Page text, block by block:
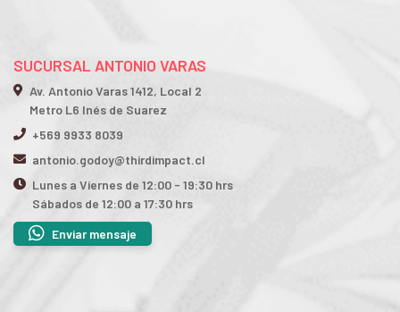
SUCURSAL ANTONIO VARAS
Av. Antonio Varas 1412, Local 2
Metro L6 Inés de Suarez
+569 9933 8039
antonio.godoy@thirdimpact.cl
Lunes a Viernes de 12:00 - 19:30 hrs
Sábados de 12:00 a 17:30 hrs
Enviar mensaje